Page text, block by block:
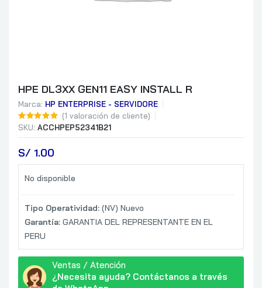
HPE DL3XX GEN11 EASY INSTALL R
Marca: HP ENTERPRISE - SERVIDORE
(1 valoración de cliente)
SKU: ACCHPEP52341B21
S/ 1.00
No disponible
Tipo Operatividad: (NV) Nuevo
Garantía: GARANTIA DEL REPRESENTANTE EN EL
PERU
Ventas / Atención
¿Necesita ayuda? Contáctanos a través